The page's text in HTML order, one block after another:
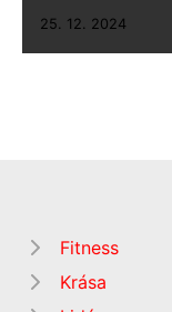
25. 12. 2024
Fitness
Krása